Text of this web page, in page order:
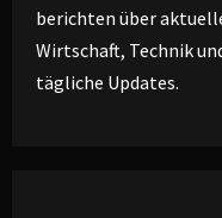
berichten über
Wirtschaft, Technik
tägliche Updates.